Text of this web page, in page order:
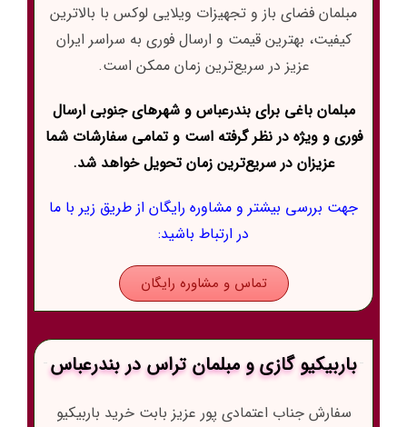
مبلمان فضای باز و تجهیزات ویلایی لوکس با بالاترین
کیفیت، بهترین قیمت و ارسال فوری به سراسر ایران
عزیز در سریع‌ترین زمان ممکن است.
مبلمان باغی برای بندرعباس و شهرهای جنوبی ارسال
فوری و ویژه در نظر گرفته است و تمامی سفارشات شما
عزیزان در سریع‌ترین زمان تحویل خواهد شد.
جهت بررسی بیشتر و مشاوره رایگان از طریق زیر با ما
در ارتباط باشید:
تماس و مشاوره رایگان
باربیکیو گازی و مبلمان تراس در بندرعباس
سفارش جناب اعتمادی پور عزیز بابت خرید باربیکیو